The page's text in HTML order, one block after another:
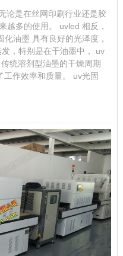
论是在丝网印刷行业还是胶
越多的使用。 uvled 相反，
油墨 具有良好的光泽度，
，特别是在干油墨中， uv
统溶剂型油墨的干燥周期
作效率和质量。 uv光固